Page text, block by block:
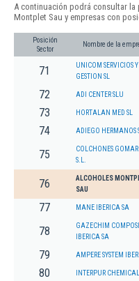
A continuación podrá consultar
Montplet Sau y empresas con
Posición
Sector
Nombre de la
71
UNICOM SERVICIOS Y
GESTION SL
72 ADI CENTER SLU
73 HORTALAN MED SL
74 ADIEGO HERMANOS
75
COLCHONES
S.L.
76
ALCOHOLES
SAU
77 MANE IBERICA SA
78
GAZECHIM
IBERICA SA
79 AMPERE SYSTEM
80 INTERPUR